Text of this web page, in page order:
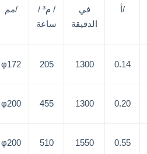
/أ
في
الدقيقة
/ م³ /
ساعة
/مم
0.14
1300
205
φ172
0.20
1300
455
φ200
0.55
1550
510
φ200